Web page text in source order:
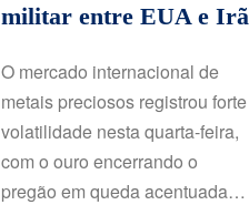
militar entre EUA e Irã
O mercado internacional de
metais preciosos registrou forte
volatilidade nesta quarta-feira,
com o ouro encerrando o
pregão em queda acentuada…